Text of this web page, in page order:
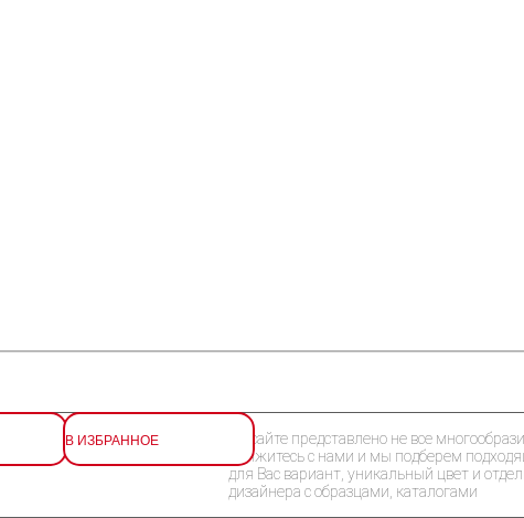
В ИЗБРАННОЕ
На сайте представлено не все
Свяжитесь с нами и мы подберем
для Вас вариант, уникальный цвет и
дизайнера с образцами, каталогами